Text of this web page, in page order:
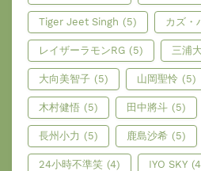
Tiger Jeet Singh (5) カズ・
レイザーラモンRG (5) 三浦
大向美智子 (5) 山岡聖怜 (5)
木村健悟 (5) 田中將斗 (5)
長州小力 (5) 鹿島沙希 (5)
24小時不準笑 (4) IYO SKY